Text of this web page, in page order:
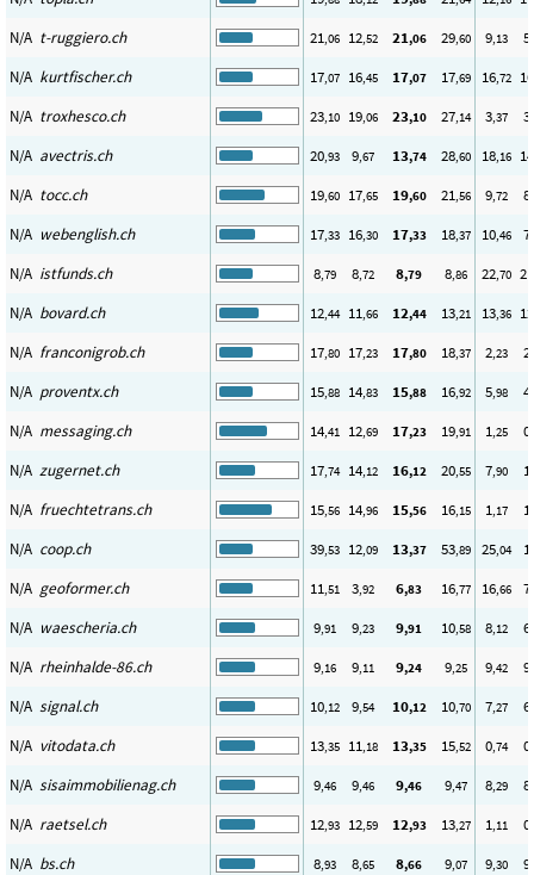
N/A t-ruggiero.ch 21,06 12,52 21,06 29,60 9,13 5
N/A kurtfischer.ch 17,07 16,45 17,07 17,69 16,72 16
N/A troxhesco.ch 23,10 19,06 23,10 27,14 3,37 3
N/A avectris.ch 20,93 9,67 13,74 28,60 18,16 14
N/A tocc.ch 19,60 17,65 19,60 21,56 9,72 8
N/A webenglish.ch 17,33 16,30 17,33 18,37 10,46 7
N/A istfunds.ch 8,79 8,72 8,79 8,86 22,70 21
N/A bovard.ch 12,44 11,66 12,44 13,21 13,36 12
N/A franconigrob.ch 17,80 17,23 17,80 18,37 2,23 2
N/A proventx.ch 15,88 14,83 15,88 16,92 5,98 4
N/A messaging.ch 14,41 12,69 17,23 19,91 1,25 0
N/A zugernet.ch 17,74 14,12 16,12 20,55 7,90 1
N/A fruechtetrans.ch 15,56 14,96 15,56 16,15 1,17 1
N/A coop.ch 39,53 12,09 13,37 53,89 25,04 1
N/A geoformer.ch 11,51 3,92 6,83 16,77 16,66 7
N/A waescheria.ch 9,91 9,23 9,91 10,58 8,12 6
N/A rheinhalde-86.ch 9,16 9,11 9,24 9,25 9,42 9
N/A signal.ch 10,12 9,54 10,12 10,70 7,27 6
N/A vitodata.ch 13,35 11,18 13,35 15,52 0,74 0
N/A sisaimmobilienag.ch 9,46 9,46 9,46 9,47 8,29 8
N/A raetsel.ch 12,93 12,59 12,93 13,27 1,11 0
N/A bs.ch 8,93 8,65 8,66 9,07 9,30 9